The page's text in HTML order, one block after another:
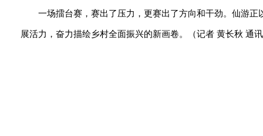
一场擂台赛，赛出了压力，更赛出了方向和干劲。仙游
展活力，奋力描绘乡村全面振兴的新画卷。（记者 黄长秋 通